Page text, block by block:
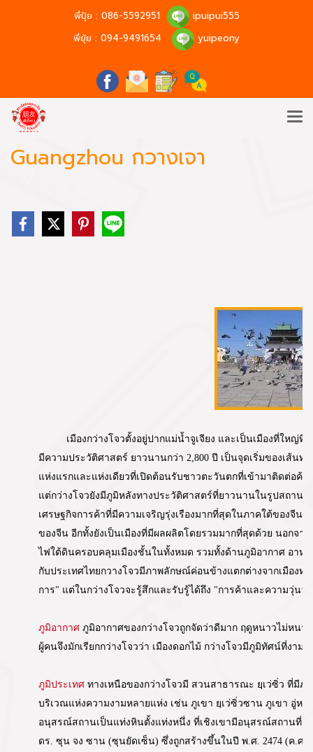
พี่ปุ้ย : 086-5592951
ipuipui555
พี่ยุ้ย : 094-9491654 yuipeony
Guangzhou กวางเจา
เมืองกว่างโจวตั้งอยู่ปากแม่น้ำจูเจียง และเป็นเมืองที่ให
มีความประวัติศาสตร์ ยาวนานกว่า 2,800 ปี เป็นจุดเริ่มของเส้นท
แห่งแรกและแห่งเดียวที่เปิดต้อนรับชาวตะวันตกที่เข้ามาติดต่อค้
แต่กว่างโจวยังมีภูมิหลังทางประวัติศาสตร์ที่ยาวนานในรูปสถาน
เศรษฐกิจการค้าที่มีความเจริญรุ่งเรืองมากที่สุดในภาคใต้ของจี
ของจีน อีกทั้งยังเป็นเมืองที่มีผลผลิตโดยรวมมากที่สุดด้วย นอกจ
ไฟใต้ดินครอบคลุมเมืองชั้นในทั้งหมด รวมทั้งด้านภูมิอากาศ อาห
กับประเทศไทยกวางโจวมีภาพลักษณ์ค่อนข้างแตกต่างจากเมืองท
การ" แต่ในกว่างโจวจะรู้สึกและรับรู้ได้ถึง "การค้าและความวุ่นว
ภูมิอากาศ ภูมิอากาศของกว่างโจวถูกจัดว่าดีมาก ฤดูหนาวไม่หน
ผู้คนจึงมักเรียกกว่างโจวว่า เมืองดอกไม้ กว่างโจวมีภูมิทัศน์ที่งาม
ภูมิประเทศ ทางเหนือของกว่างโจวมี สวนสาธารณะ ยฺเว่ซิ่ว ที่มี
บริเวณแห่งความงามหลายแห่ง เช่น ภูเขา ยฺเว่ซิ่วซาน ภูเขา อู่ห
อนุสรณ์สถานเป็นแท่งหินตั้งแท่งหนึ่ง ที่เชิงเขามีอนุสรณ์สถานที่เ
ดร. ซุน จง ซาน (ซุนยัดเซ็น) ซึ่งถูกสร้างขึ้นในปี พ.ศ. 2474 (ค.ศ.